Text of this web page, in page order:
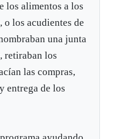
los alimentos a los
los acudientes de
una junta
retiraban los
las compras,
entrega de los